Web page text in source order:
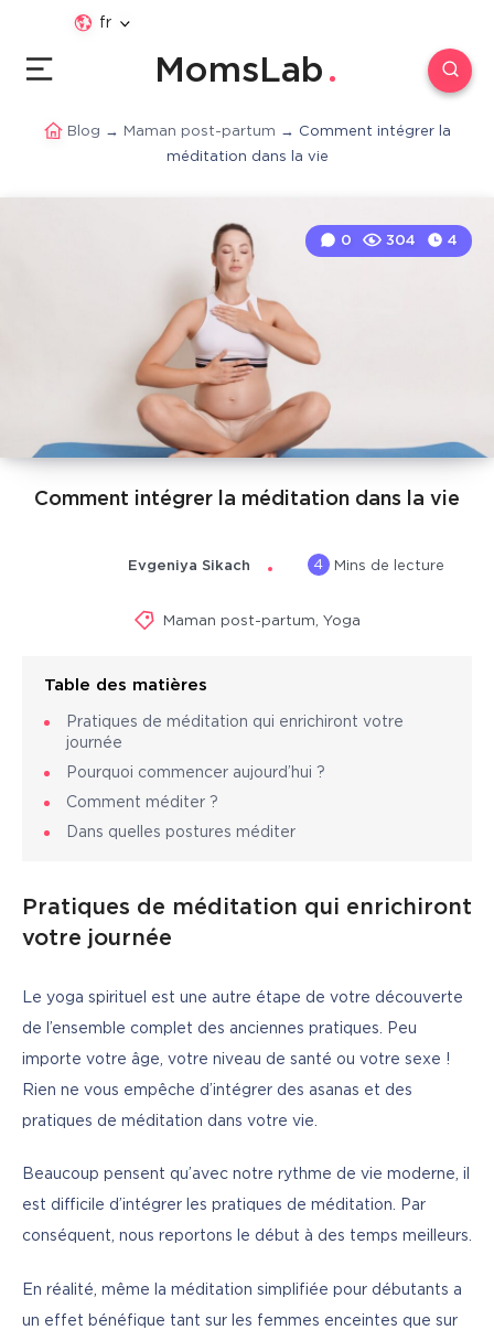
fr
MomsLab
Blog → Maman post-partum → Comment intégrer la
méditation dans la vie
Comment intégrer la méditation dans la vie
0 304 4
Evgeniya Sikach 4 Mins de lecture
Maman post-partum Yoga
Table des matières
Pratiques de méditation qui enrichiront votre
journée
Pourquoi commencer aujourd’hui ?
Comment méditer ?
Dans quelles postures méditer
Pratiques de méditation qui enrichiront
votre journée
Le yoga spirituel est une autre étape de votre découverte
de l’ensemble complet des anciennes pratiques. Peu
importe votre âge, votre niveau de santé ou votre sexe !
Rien ne vous empêche d’intégrer des asanas et des
pratiques de méditation dans votre vie.
Beaucoup pensent qu’avec notre rythme de vie moderne, il
est difficile d’intégrer les pratiques de méditation. Par
conséquent, nous reportons le début à des temps meilleurs.
En réalité, même la méditation simplifiée pour débutants a
un effet bénéfique tant sur les femmes enceintes que sur